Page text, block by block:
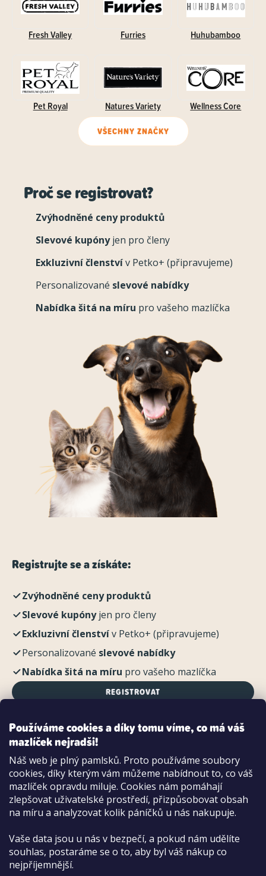
Používáme cookies a díky tomu víme, co má váš
mazlíček nejradši!
Náš web je plný pamlsků. Proto používáme soubory
cookies, díky kterým vám můžeme nabídnout to, co váš
mazlíček opravdu miluje. Cookies nám pomáhají
zlepšovat uživatelské prostředí, přizpůsobovat obsah
na míru a analyzovat kolik páníčků u nás nakupuje.
Vaše data jsou u nás v bezpečí, a pokud nám udělíte
souhlas, postaráme se o to, aby byl váš nákup co
nejpříjemnější.
Fresh Valley Furries Huhubamboo
Pet Royal Natures Variety Wellness Core
VŠECHNY ZNAČKY
Proč se registrovat?
Zvýhodněné ceny produktů
Slevové kupónyjen pro členy
Exkluzivní členstvív Petko+ (připravujeme)
Personalizované slevové nabídky
Nabídka šitá na míru pro vašeho mazlíčka
Registrujte se a získáte:
Zvýhodněné ceny produktů
Slevové kupónyjen pro členy
Exkluzivní členstvív Petko+ (připravujeme)
Personalizované slevové nabídky
Nabídka šitá na míru pro vašeho mazlíčka
REGISTROVAT
Možnosti platby:
Dobírkou
Hotově i kartou na pobočce